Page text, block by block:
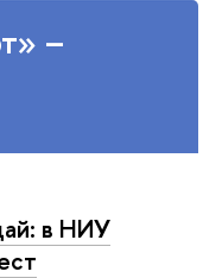
–
в НИУ